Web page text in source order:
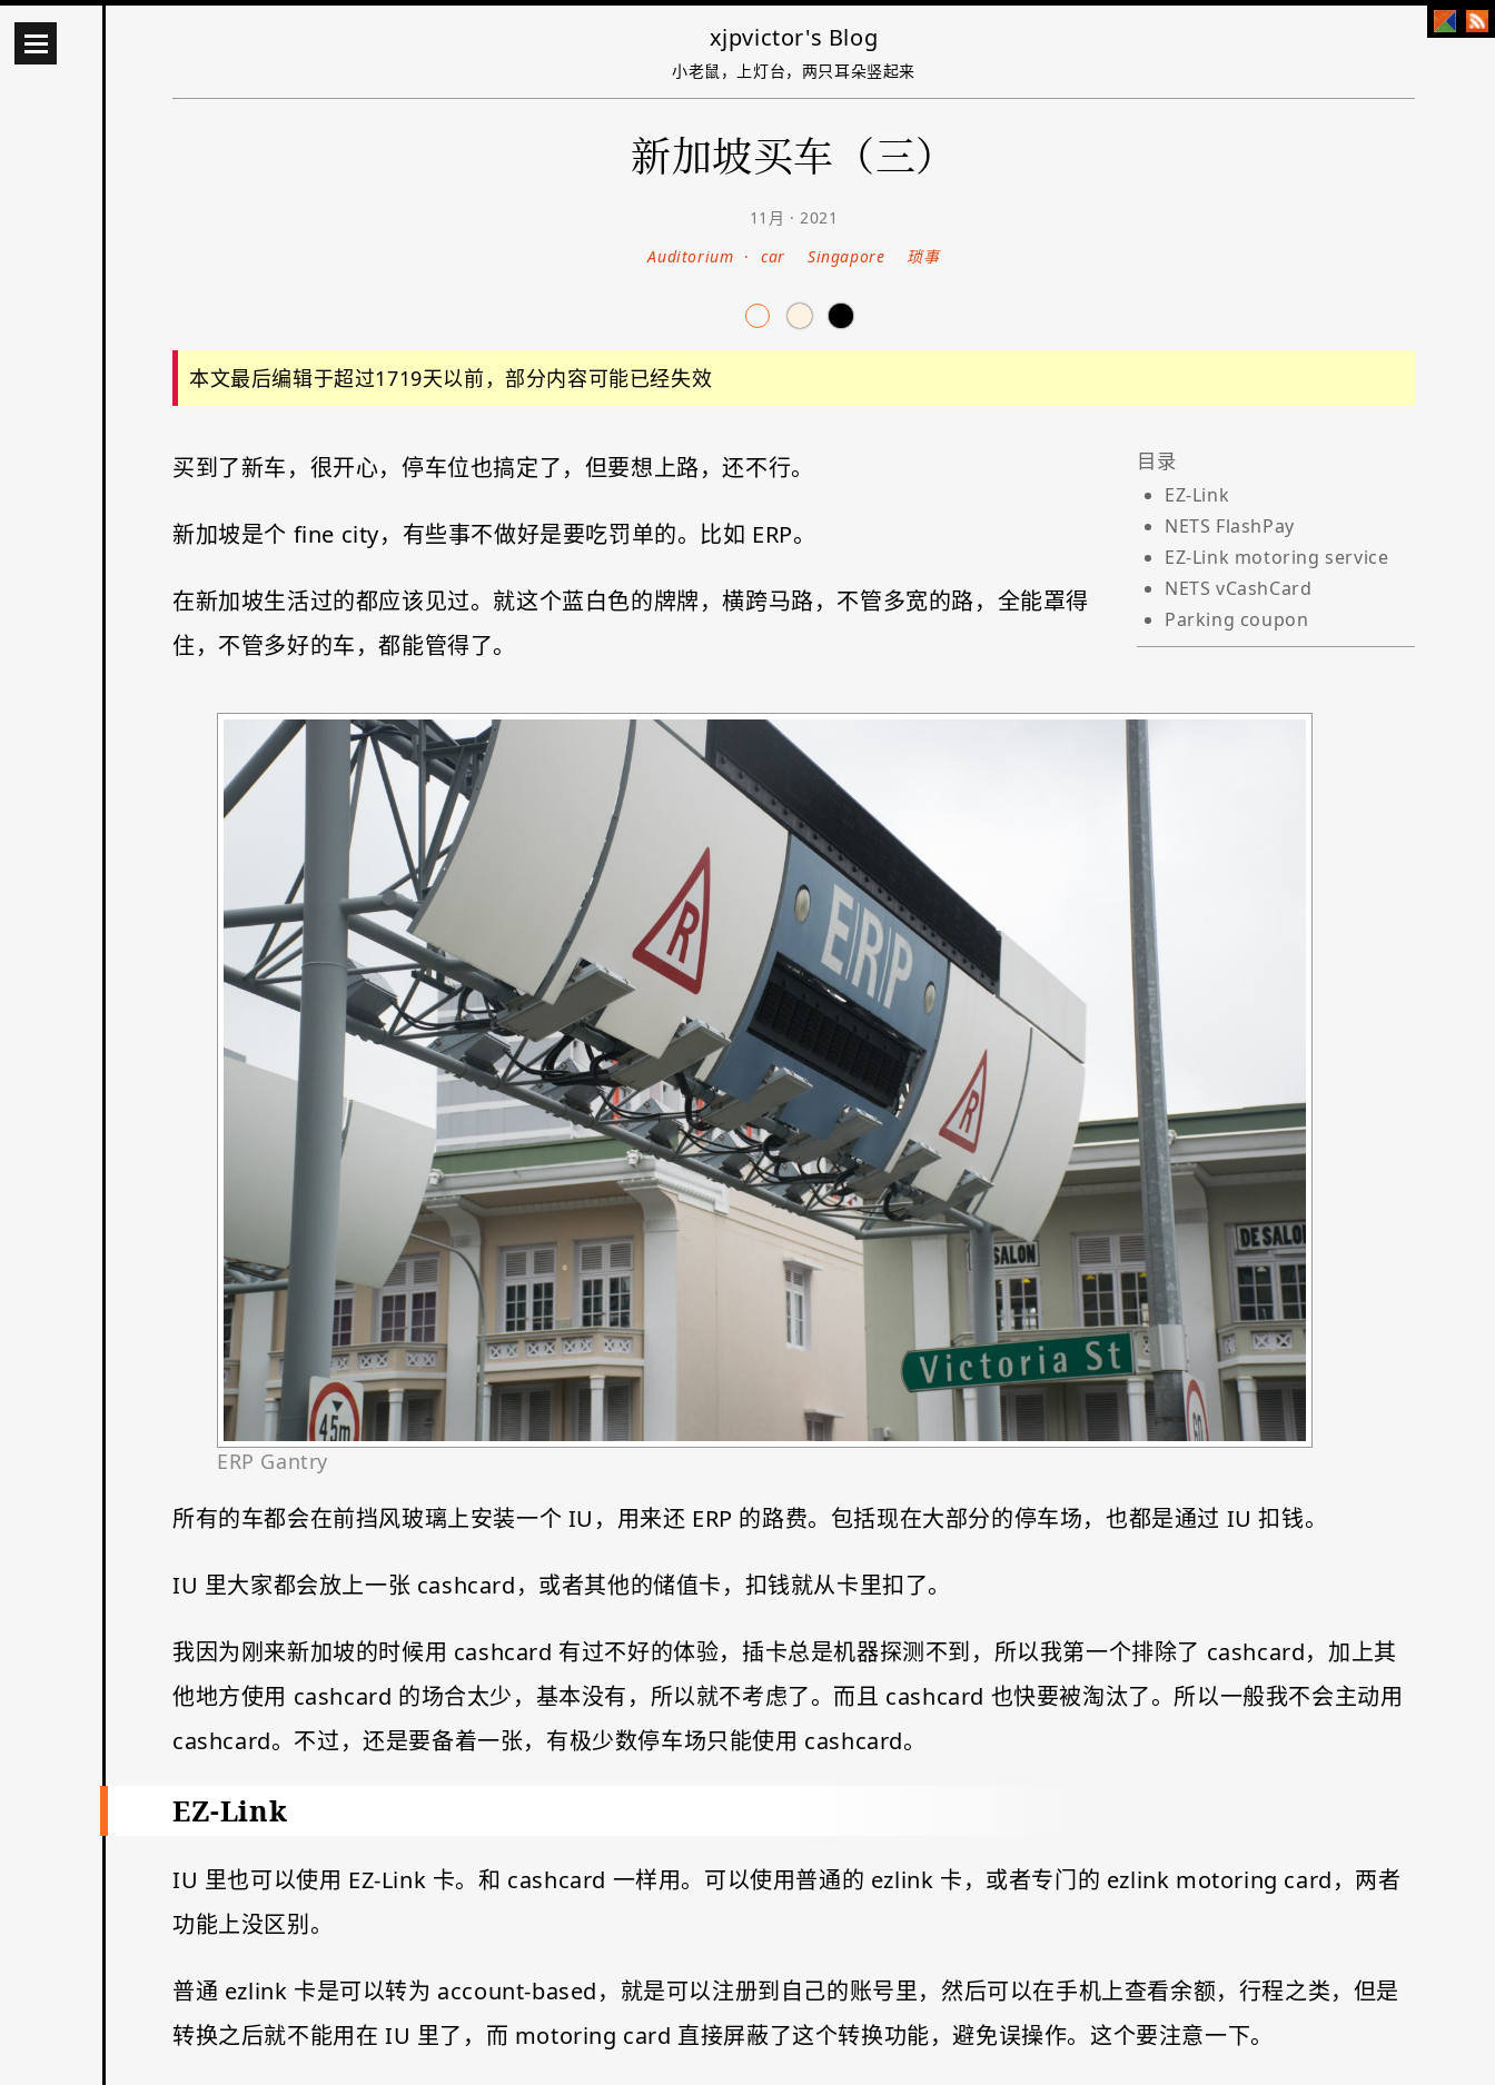
xjpvictor's Blog
小老鼠，上灯台，两只耳朵竖起来
新加坡买车（三）
11月 · 2021
Auditorium · car Singapore 琐事
本文最后编辑于超过1719天以前，部分内容可能已经失效
EZ-Link
NETS FlashPay
EZ-Link motoring service
NETS vCashCard
Parking coupon
买到了新车，很开心，停车位也搞定了，但要想上路，还不行。
新加坡是个 fine city，有些事不做好是要吃罚单的。比如 ERP。
在新加坡生活过的都应该见过。就这个蓝白色的牌牌，横跨马路，不管多宽的路，全能罩得
住，不管多好的车，都能管得了。
ERP Gantry
所有的车都会在前挡风玻璃上安装一个 IU，用来还 ERP 的路费。包括现在大部分的停车场，也都是通过 IU 扣钱。
IU 里大家都会放上一张 cashcard，或者其他的储值卡，扣钱就从卡里扣了。
我因为刚来新加坡的时候用 cashcard 有过不好的体验，插卡总是机器探测不到，所以我第一个排除了 cashcard，加上其
他地方使用 cashcard 的场合太少，基本没有，所以就不考虑了。而且 cashcard 也快要被淘汰了。所以一般我不会主动用
cashcard。不过，还是要备着一张，有极少数停车场只能使用 cashcard。
EZ-Link
IU 里也可以使用 EZ-Link 卡。和 cashcard 一样用。可以使用普通的 ezlink 卡，或者专门的 ezlink motoring card，两者
功能上没区别。
普通 ezlink 卡是可以转为 account-based，就是可以注册到自己的账号里，然后可以在手机上查看余额，行程之类，但是
转换之后就不能用在 IU 里了，而 motoring card 直接屏蔽了这个转换功能，避免误操作。这个要注意一下。